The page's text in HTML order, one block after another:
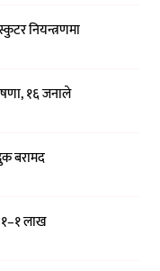
नियन्त्रणमा
१६ जनाले
बरामद
१–१ लाख